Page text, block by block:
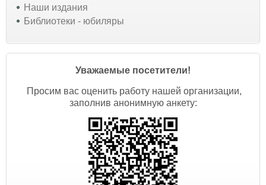
Наши издания
Библиотеки - юбиляры
Уважаемые посетители!
Просим вас оценить работу нашей организации,
заполнив анонимную анкету: